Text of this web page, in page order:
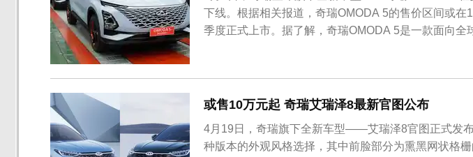
下线。根据相关报道，奇瑞OMODA 5的售价区间或在
季度正式上市。据了解，奇瑞OMODA 5是一款面向全
部采用大量矩形元素进行装饰，与旗下在售的产品有
方由横向线条与纤细的...
或售10万元起 奇瑞艾瑞泽8最新官图公布
4月19日，奇瑞旗下全新车型——艾瑞泽8官图正式发
种版本的外观风格选择，其中前脸部分为熏黑网状格